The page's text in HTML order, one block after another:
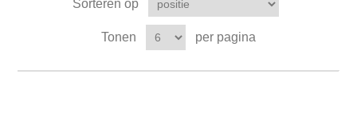
Sorteren op
Tonen per pagina